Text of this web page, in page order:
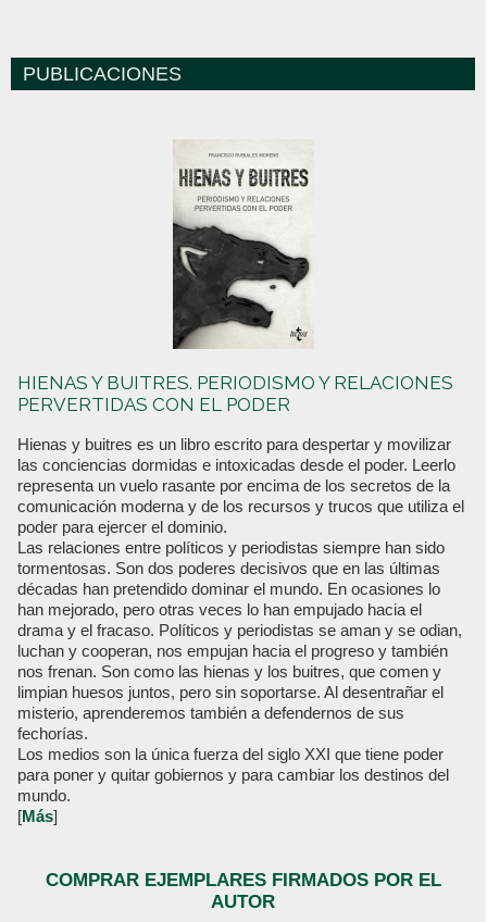
PUBLICACIONES
HIENAS Y BUITRES. PERIODISMO Y RELACIONES
PERVERTIDAS CON EL PODER
Hienas y buitres es un libro escrito para despertar y movilizar
las conciencias dormidas e intoxicadas desde el poder. Leerlo
representa un vuelo rasante por encima de los secretos de la
comunicación moderna y de los recursos y trucos que utiliza el
poder para ejercer el dominio.
Las relaciones entre políticos y periodistas siempre han sido
tormentosas. Son dos poderes decisivos que en las últimas
décadas han pretendido dominar el mundo. En ocasiones lo
han mejorado, pero otras veces lo han empujado hacia el
drama y el fracaso. Políticos y periodistas se aman y se odian,
luchan y cooperan, nos empujan hacia el progreso y también
nos frenan. Son como las hienas y los buitres, que comen y
limpian huesos juntos, pero sin soportarse. Al desentrañar el
misterio, aprenderemos también a defendernos de sus
fechorías.
Los medios son la única fuerza del siglo XXI que tiene poder
para poner y quitar gobiernos y para cambiar los destinos del
mundo.
[Más]
COMPRAR EJEMPLARES FIRMADOS POR EL
AUTOR